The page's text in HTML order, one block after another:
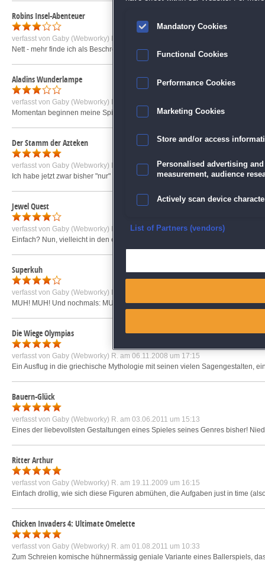
Robins Insel-Abenteuer
verfasst von Gaby (Webworky) R.
Nett - mehr finde ich als Beschreibung zu diesem Spiel leider nicht. Es
Aladins Wunderlampe
verfasst von Gaby (Webworky) R.
Momentan beginnen meine Spielekritiken meistens mit "leider" und so ist es
Der Stamm der Azteken
verfasst von Gaby (Webworky) R.
am 06.02.2010 um 15:13
Ich habe jetzt zwar bisher "nur" die 60-minütige Testversion gespielt, bin
Jewel Quest
verfasst von Gaby (Webworky) R.
am 19.11.2009 um 14:40
Einfach? Nun, vielleicht in den ersten Leveln, aber die Puzzles werden
Superkuh
verfasst von Gaby (Webworky) R.
MUH! MUH! Und nochmals: MUH! Die Superkuh ist alles andere als eine
Die Wiege Olympias
verfasst von Gaby (Webworky) R. am 06.11.2008 um 17:15
Ein Ausflug in die griechische Mythologie mit seinen vielen Sagengestalten,
Bauern-Glück
verfasst von Gaby (Webworky) R. am 03.06.2011 um 15:13
Eines der liebevollsten Gestaltungen eines Spieles seines Genres bisher!
Ritter Arthur
verfasst von Gaby (Webworky) R. am 19.11.2009 um 16:15
Einfach drollig, wie sich diese Figuren abmühen, die Aufgaben just in time
Chicken Invaders 4: Ultimate Omelette
verfasst von Gaby (Webworky) R. am 01.08.2011 um 10:33
Zum Schreien komische hühnermässig geniale Variante eines Ballerspiels,
Mandatory Cookies
Functional Cookies
Performance Cookies
Marketing Cookies
Store and/or access
Personalised advertising
measurement, audience
Actively scan device
Ensure security, prevent
Save and communicate
List of Partners (vendors)